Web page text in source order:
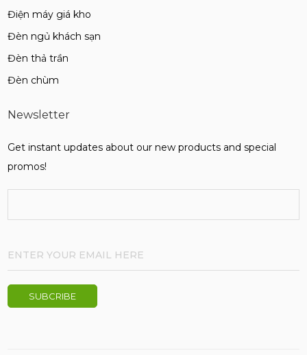
Điện máy giá kho
Đèn ngủ khách sạn
Đèn thả trần
Đèn chùm
Newsletter
Get instant updates about our new products and special
promos!